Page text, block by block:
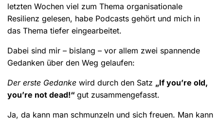
letzten Wochen viel zum Thema organisationale
Resilienz gelesen, habe Podcasts gehört und mich in
das Thema tiefer eingearbeitet.
Dabei sind mir – bislang – vor allem zwei spannende
Gedanken über den Weg gelaufen:
Der erste Gedanke wird durch den Satz „If you’re old,
you’re not dead!“ gut zusammengefasst.
Ja, da kann man schmunzeln und sich freuen. Man kann